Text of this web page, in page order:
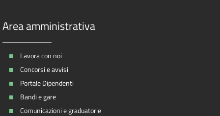
Area amministrativa
Lavora con noi
Concorsi e avvisi
Portale Dipendenti
Bandi e gare
Comunicazioni e graduatorie